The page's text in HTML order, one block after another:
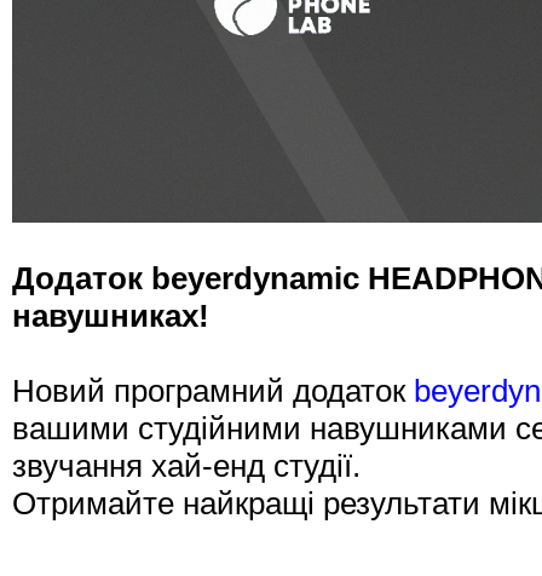
Додаток beyerdynamic
навушниках!
Новий програмний додаток
вашими студійними навушниками
звучання хай-енд студії.
Отримайте найкращі результати